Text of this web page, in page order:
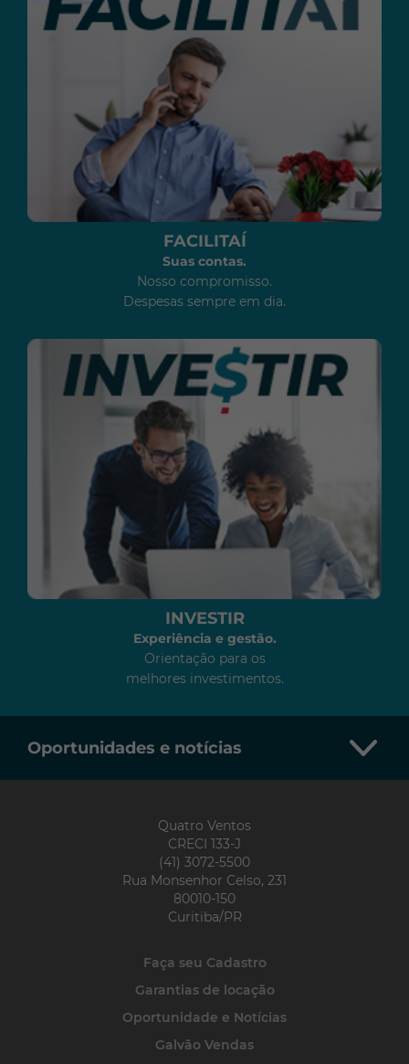
FACILITAÍ
Suas contas.
Nosso compromisso.
Despesas sempre em dia.
INVESTIR
Experiência e gestão.
Orientação para os
melhores investimentos.
Oportunidades e notícias
Dicas de decoração de outono: cores e
texturas que transformam a casa em lar
Quatro Ventos
CRECI 133-J
(41) 3072-5500
Rua Monsenhor Celso, 231
80010-150
Curitiba/PR
Faça seu Cadastro
Garantias de locação
Oportunidade e Notícias
Galvão Vendas